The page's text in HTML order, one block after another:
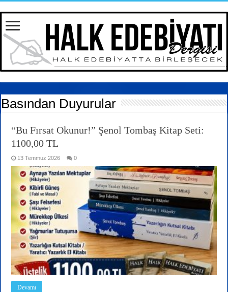
Basından Duyurular
“Bu Fırsat Okunur!” Şenol Tombaş Kitap Seti:
1100,00 TL
13 Temmuz 2026 0
Devamı